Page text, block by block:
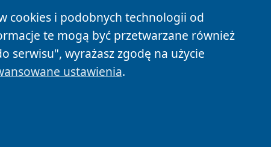
cookies i podobnych technologii od
te mogą być przetwarzane również
serwisu", wyrażasz zgodę na użycie
ustawienia.